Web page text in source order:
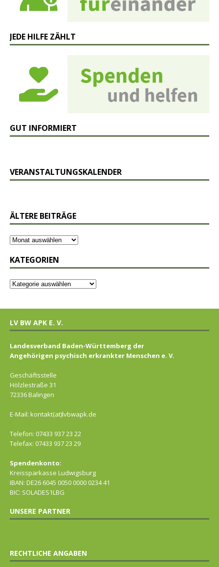
JEDE HILFE ZÄHLT
GUT INFORMIERT
VERANSTALTUNGSKALENDER
ÄLTERE BEITRÄGE
KATEGORIEN
LV BW APK E. V.
Landesverband Baden-Württemberg der
Angehörigen psychisch erkrankter Menschen e. V.
Geschäftsstelle
Hölzlestraße 31
72336 Balingen
E-Mail: kontakt(at)lvbwapk.de
Telefon: 07433 937 23 22
Telefax: 07433 937 23 29
Spendenkonto:
Kreissparkasse Ludwigsburg
IBAN: DE26 6045 0050 0000 0234 41
BIC: SOLADES1LBG
UNSERE PARTNER
RECHTLICHE ANGABEN